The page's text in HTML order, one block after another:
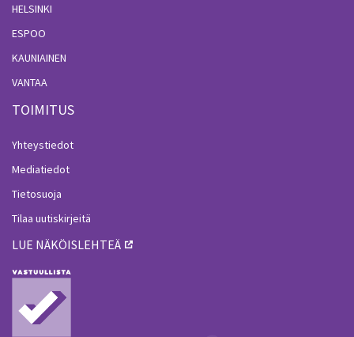
HELSINKI
ESPOO
KAUNIAINEN
VANTAA
TOIMITUS
Yhteystiedot
Mediatiedot
Tietosuoja
Tilaa uutiskirjeitä
LUE NÄKÖISLEHTEÄ